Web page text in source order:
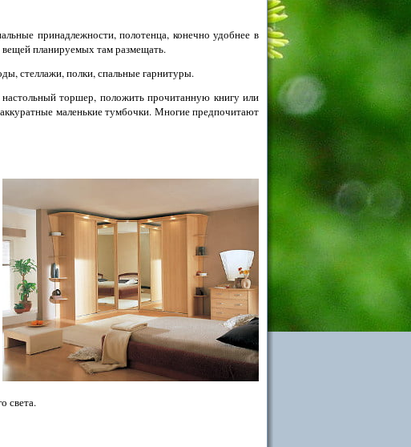
принадлежности, полотенца, конечно удобнее в
вещей планируемых там размещать.
стеллажи, полки, спальные гарнитуры.
торшер, положить прочитанную книгу или
маленькие тумбочки. Многие предпочитают
света.